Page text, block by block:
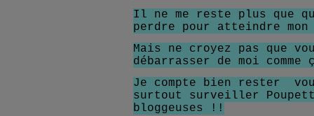
Il ne me reste plus que
perdre pour atteindre
Mais ne croyez pas que
débarrasser de moi
Je compte bien rester
surtout surveiller
bloggeuses !!